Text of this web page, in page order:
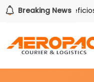
Breaking News
tiene sus beneficios.